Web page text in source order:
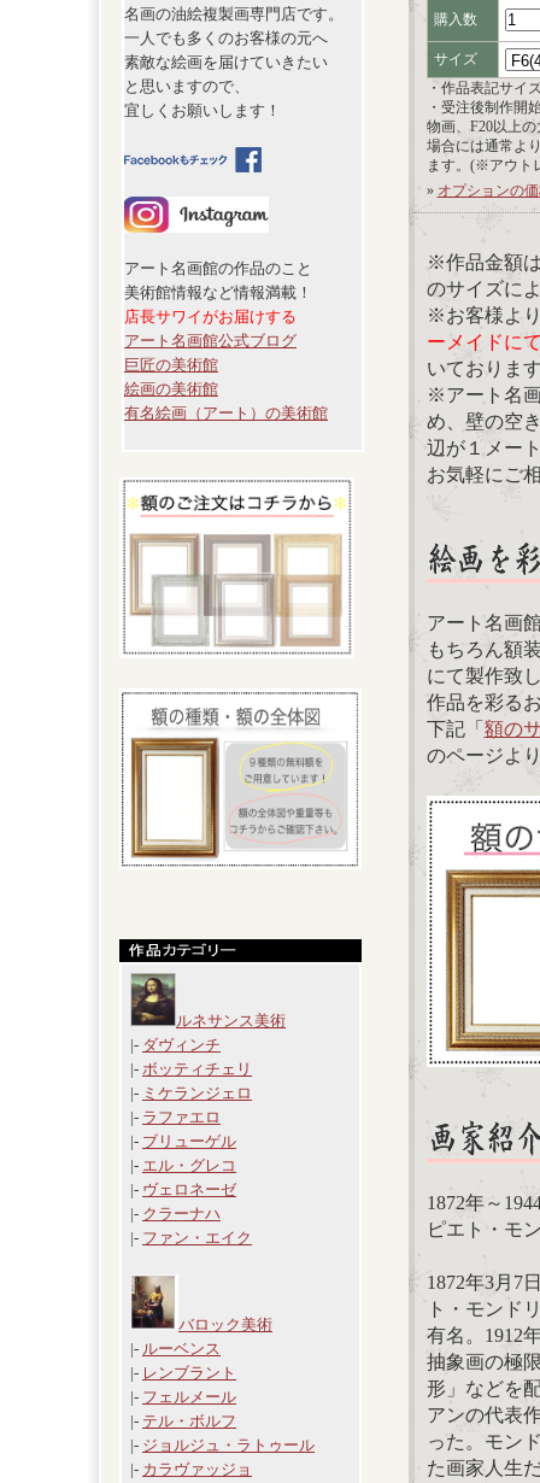
名画の油絵複製画専門店です。
一人でも多くのお客様の元へ
素敵な絵画を届けていきたい
と思いますので、
宜しくお願いします！
アート名画館の作品のこと
美術館情報など情報満載！
店長サワイがお届けする
アート名画館公式ブログ
巨匠の美術館
絵画の美術館
有名絵画（アート）の美術館
ルネサンス美術
|- ダヴィンチ
|- ボッティチェリ
|- ミケランジェロ
|- ラファエロ
|- ブリューゲル
|- エル・グレコ
|- ヴェロネーゼ
|- クラーナハ
|- ファン・エイク
バロック美術
|- ルーベンス
|- レンブラント
|- フェルメール
|- テル・ボルフ
|- ジョルジュ・ラトゥール
|- カラヴァッジョ
購入数
サイズ
・作品表記サイ
・受注後制作開
物画、F20以上
場合には通常よ
ます。(※アウト
» オプションの
※作品金額
のサイズに
※お客様よ
ーメイドに
いておりま
※アート名
め、壁の空
辺が１メー
お気軽にご
アート名画
もちろん額
にて製作致
作品を彩る
下記「額の
のページよ
1872年～
ピエト・モ
1872年3月7
ト・モンド
有名。1912
抽象画の極
形」などを
アンの代表
った。モン
た画家人生